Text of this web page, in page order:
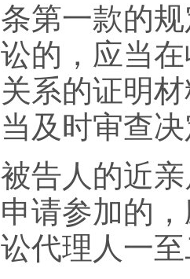
条第一款的
讼的，应当
关系的证明
当及时审查
被告人的近
申请参加的
讼代理人一